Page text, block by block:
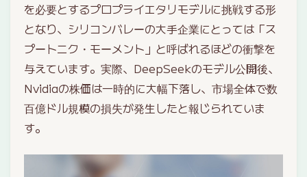
を必要とするプロプライエタリモデルに挑戦する形
となり、シリコンバレーの大手企業にとっては「ス
プートニク・モーメント」と呼ばれるほどの衝撃を
与えています。実際、DeepSeekのモデル公開後、
Nvidiaの株価は一時的に大幅下落し、市場全体で数
百億ドル規模の損失が発生したと報じられていま
す。